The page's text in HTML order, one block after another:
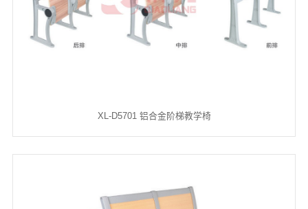
XL-D5701 铝合金阶梯教学椅